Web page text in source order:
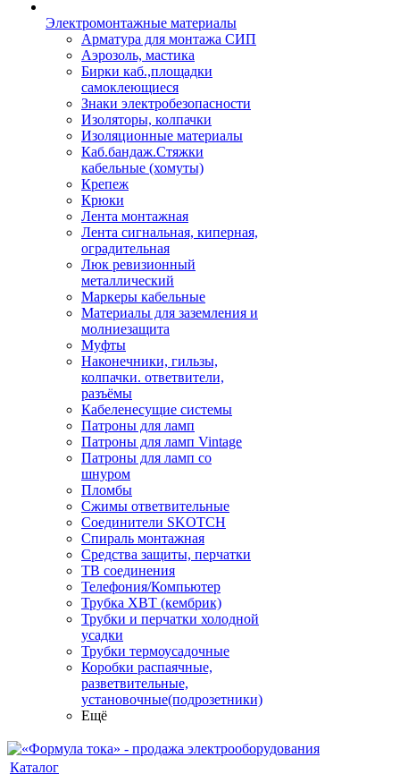
Электромонтажные материалы
Арматура для монтажа СИП
Аэрозоль, мастика
Бирки каб.,площадки
самоклеющиеся
Знаки электробезопасности
Изоляторы, колпачки
Изоляционные материалы
Каб.бандаж.Стяжки
кабельные (хомуты)
Крепеж
Крюки
Лента монтажная
Лента сигнальная, киперная,
оградительная
Люк ревизионный
металлический
Маркеры кабельные
Материалы для заземления и
молниезащита
Муфты
Наконечники, гильзы,
колпачки. ответвители,
разъёмы
Кабеленесущие системы
Патроны для ламп
Патроны для ламп Vintage
Патроны для ламп со
шнуром
Пломбы
Сжимы ответвительные
Соединители SKOTCH
Спираль монтажная
Средства защиты, перчатки
ТВ соединения
Телефония/Компьютер
Трубка ХВТ (кембрик)
Трубки и перчатки холодной
усадки
Трубки термоусадочные
Коробки распаячные,
разветвительные,
установочные(подрозетники)
Ещё
Каталог